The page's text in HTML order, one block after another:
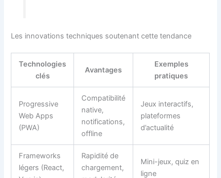
Les innovations techniques soutenant cette tendance
Technologies
clés
Avantages
Exemples
pratiques
Progressive
Web Apps
(PWA)
Compatibilité
native,
notifications,
offline
Jeux interactifs,
plateformes
d’actualité
Frameworks
légers (React,
Rapidité de
chargement,
Mini-jeux, quiz en
ligne